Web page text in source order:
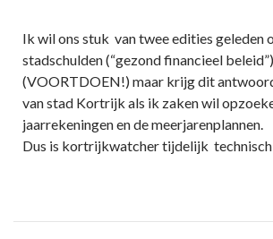
Ik wil ons stuk van twee edities geleden
stadschulden (“gezond financieel
(VOORTDOEN!) maar krijg dit
van stad Kortrijk als ik zaken wil
jaarrekeningen en de meerjarenplannen.
Dus is kortrijkwatcher tijdelijk